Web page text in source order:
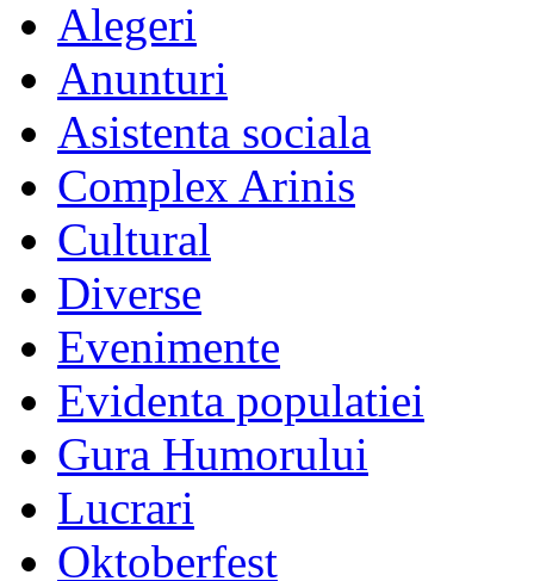
Alegeri
Anunturi
Asistenta sociala
Complex Arinis
Cultural
Diverse
Evenimente
Evidenta populatiei
Gura Humorului
Lucrari
Oktoberfest